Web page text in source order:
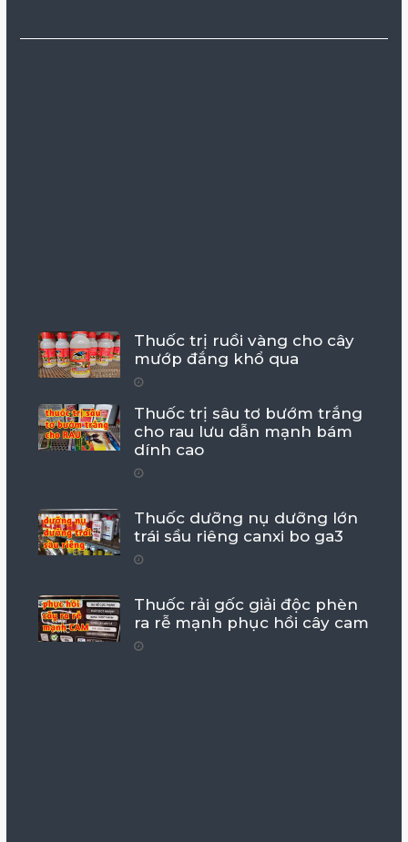
Thuốc trị ruồi vàng cho cây
mướp đắng khổ qua
Thuốc trị sâu tơ bướm trắng
cho rau lưu dẫn mạnh bám
dính cao
Thuốc dưỡng nụ dưỡng lớn
trái sầu riêng canxi bo ga3
Thuốc rải gốc giải độc phèn
ra rễ mạnh phục hồi cây cam